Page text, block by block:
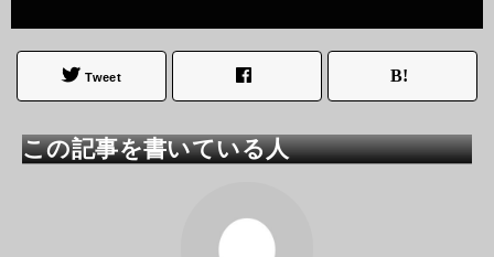
Tweet
この記事を書いている人